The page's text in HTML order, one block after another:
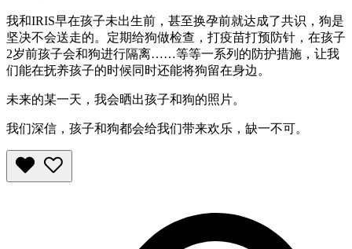
我和IRIS早在孩子未出生前，甚至换孕前就达成了共识，狗是
坚决不会送走的。定期给狗做检查，打疫苗打预防针，在孩子
2岁前孩子会和狗进行隔离……等等一系列的防护措施，让我
们能在抚养孩子的时候同时还能将狗留在身边。
未来的某一天，我会晒出孩子和狗的照片。
我们深信，孩子和狗都会给我们带来欢乐，缺一不可。